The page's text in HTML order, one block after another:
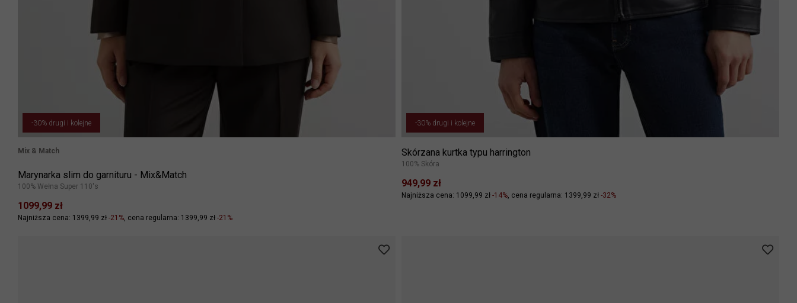
-30% drugi i kolejne
Mix & Match
Marynarka slim do garnituru - Mix&Match
100% Wełna Super 110's
1099,99 zł
Najniższa cena: 1399,99 zł -21% cena regularna: 1399,99 zł -21%
-30% drugi i kolejne
Skórzana kurtka typu harrington
100% Skóra
949,99 zł
Najniższa cena: 1099,99 zł -14% cena regularna: 1399,99 zł -32%